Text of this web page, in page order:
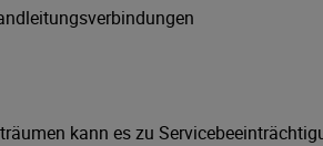
kann es zu